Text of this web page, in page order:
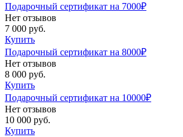
Подарочный сертификат на 7000₽
Нет отзывов
7 000 руб.
Купить
Подарочный сертификат на 8000₽
Нет отзывов
8 000 руб.
Купить
Подарочный сертификат на 10000₽
Нет отзывов
10 000 руб.
Купить